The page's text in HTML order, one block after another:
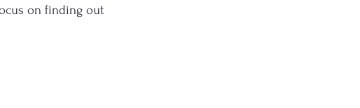
on finding out